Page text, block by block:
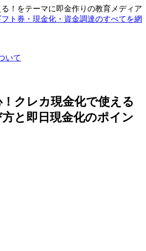
！をテーマに即金作りの教育メディア
ト券・現金化・資金調達のすべてを網
いて
クレカ現金化で使える
と即日現金化のポイン